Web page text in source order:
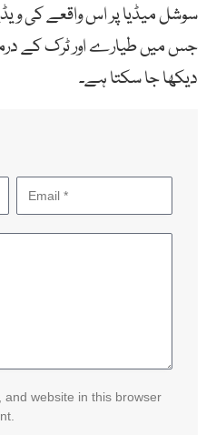
سوشل میڈیا پر اس واقعے کی
جس میں طیارے اور ٹرک کے
دیکھا جا سکتا ہے۔
and website in this browser